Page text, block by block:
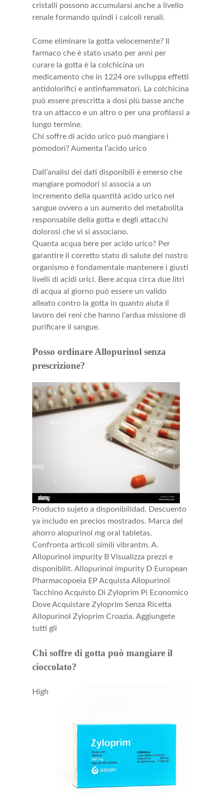
cristalli possono accumularsi anche a livello
renale formando quindi i calcoli renali.
Come eliminare la gotta velocemente? Il
farmaco che è stato usato per anni per
curare la gotta è la colchicina un
medicamento che in 1224 ore sviluppa effetti
antidolorifici e antinfiammatori. La colchicina
può essere prescritta a dosi più basse anche
tra un attacco e un altro o per una profilassi a
lungo termine.
Chi soffre di acido urico può mangiare i
pomodori? Aumenta l’acido urico
Dall’analisi dei dati disponibili è emerso che
mangiare pomodori si associa a un
incremento della quantità acido urico nel
sangue ovvero a un aumento del metabolita
responsabile della gotta e degli attacchi
dolorosi che vi si associano.
Quanta acqua bere per acido urico? Per
garantire il corretto stato di salute del nostro
organismo è fondamentale mantenere i giusti
livelli di acidi urici. Bere acqua circa due litri
di acqua al giorno può essere un valido
alleato contro la gotta in quanto aiuta il
lavoro dei reni che hanno l’ardua missione di
purificare il sangue.
Posso ordinare Allopurinol senza
prescrizione?
Producto sujeto a disponibilidad. Descuento
ya includo en precios mostrados. Marca del
ahorro alopurinol mg oral tabletas.
Confronta articoli simili vibrantm. A.
Allopurinol impurity B Visualizza prezzi e
disponibilit. Allopurinol impurity D European
Pharmacopoeia EP Acquista Allopurinol
Tacchino Acquisto Di Zyloprim Pi Economico
Dove Acquistare Zyloprim Senza Ricetta
Allopurinol Zyloprim Croazia. Aggiungete
tutti gli
Chi soffre di gotta può mangiare il
cioccolato?
High